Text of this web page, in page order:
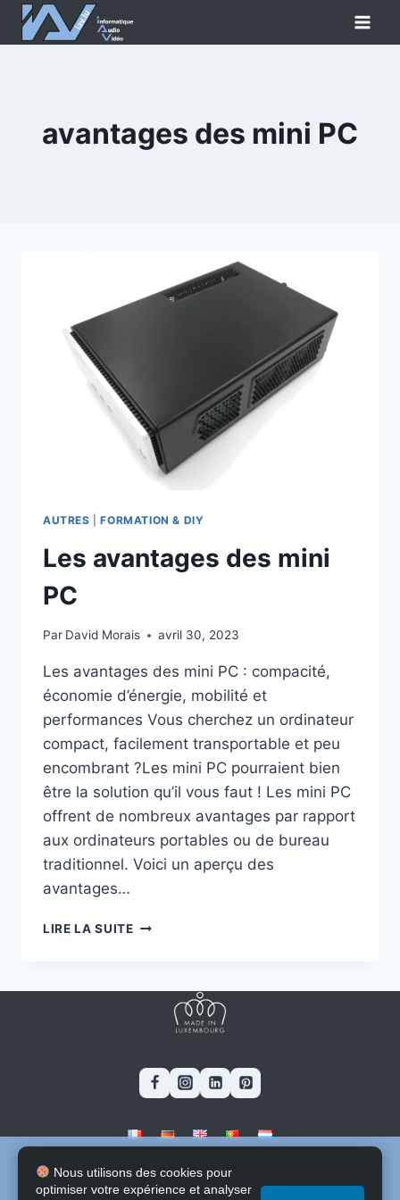
Aller
avantages des mini PC
AUTRES |FORMATION & DIY
Les avantages des mini
PC
Par David Morais avril 30, 2023
Les avantages des mini PC : compacité,
économie d’énergie, mobilité et
performances Vous cherchez un ordinateur
compact, facilement transportable et peu
encombrant ?Les mini PC pourraient bien
être la solution qu’il vous faut ! Les mini PC
offrent de nombreux avantages par rapport
aux ordinateurs portables ou de bureau
traditionnel. Voici un aperçu des
avantages…
LIRE LA SUITELES
Blog - Stages & Jobs-
Contacte-A propos
Nous utilisons des cookies pour
optimiser votre expérience et analyser
poursuivant votre navigation sur ce site, vous consentez à
l'utilisation de ces cookies.